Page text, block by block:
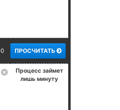
ПРОСЧИТАТЬ
Процесс займет
лишь минуту